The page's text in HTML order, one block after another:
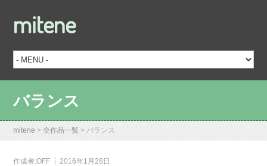
mitene
バランス
mitene >全作品一覧 >バランス
作成者:OFF 2016年1月28日